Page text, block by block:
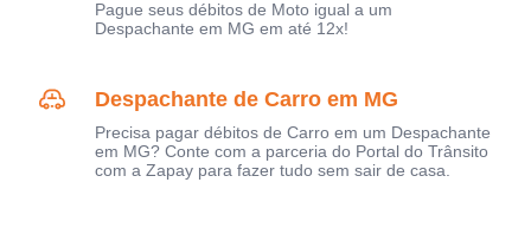
Pague seus débitos de Moto igual a um
Despachante em MG em até 12x!
Despachante de Carro em MG
Precisa pagar débitos de Carro em um Despachante
em MG? Conte com a parceria do Portal do Trânsito
com a Zapay para fazer tudo sem sair de casa.